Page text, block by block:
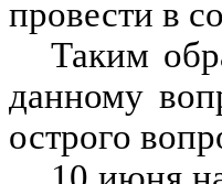
провести в
Таким
данному
острого